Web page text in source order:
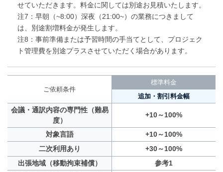
せていただきます。料金に関しては別途お見積いたします。
注7：早朝（~8:00）深夜（21:00~）の業務につきまして
は、別途割増料金が発生します。
注8：事前準備または予習時間の手当てとして、プロジェク
ト管理費を別途プラスさせていただく場合があります。
ご依頼条件
標準料金
追加・割引料金幅
会議・通訳内容の専門性（難易
度）
+10～100%
対象言語
+10～100%
二次利用あり
+30～100%
出張地域（移動拘束補償）
参考1